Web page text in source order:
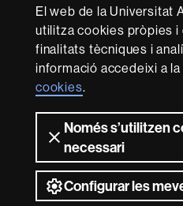
El web de la Universitat
utilitza cookies pròpies i
finalitats tècniques i
informació accedeixi a
cookies.
Només s’utilitzen
necessari
Configurar les
Amb el
Sobre
aquest
webInici Avís legal Sobre el